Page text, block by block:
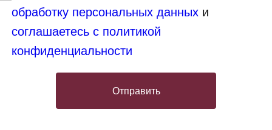
обработку персональных данных и
соглашаетесь с политикой
конфиденциальности
Отправить